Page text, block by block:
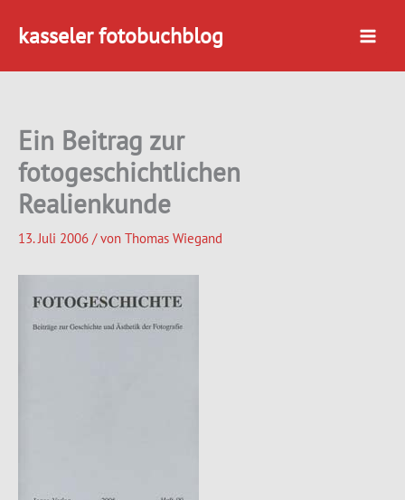
Inhaltkasseler fotobuchblog
Ein Beitrag zur
fotogeschichtlichen
Realienkunde
13. Juli 2006 / von Thomas Wiegand